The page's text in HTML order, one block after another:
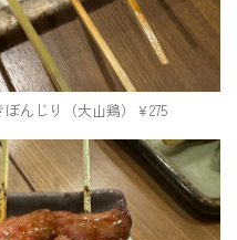
んじり（大山鶏）￥275